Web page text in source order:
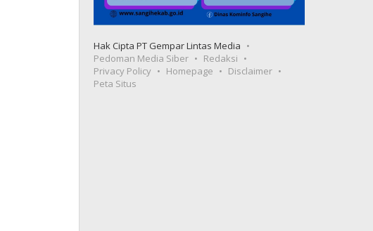
Hak Cipta PT Gempar Lintas Media
Pedoman Media Siber
Redaksi
Privacy Policy
Homepage
Disclaimer
Peta Situs